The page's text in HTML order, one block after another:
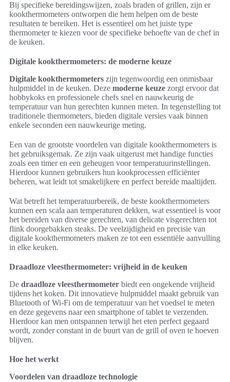
Bij specifieke bereidingswijzen, zoals braden of grillen, zijn er
kookthermometers ontworpen die hem helpen om de beste
resultaten te bereiken. Het is essentieel om het juiste type
thermometer te kiezen voor de specifieke behoefte van de chef in
de keuken.
Digitale kookthermometers: de moderne keuze
Digitale kookthermometers zijn tegenwoordig een onmisbaar
hulpmiddel in de keuken. Deze moderne keuze zorgt ervoor dat
hobbykoks en professionele chefs snel en nauwkeurig de
temperatuur van hun gerechten kunnen meten. In tegenstelling tot
traditionele thermometers, bieden digitale versies vaak binnen
enkele seconden een nauwkeurige meting.
Een van de grootste voordelen van digitale kookthermometers is
het gebruiksgemak. Ze zijn vaak uitgerust met handige functies
zoals een timer en een geheugen voor temperatuurinstellingen.
Hierdoor kunnen gebruikers hun kookprocessen efficiënter
beheren, wat leidt tot smakelijkere en perfect bereide maaltijden.
Wat betreft het temperatuurbereik, de beste kookthermometers
kunnen een scala aan temperaturen dekken, wat essentieel is voor
het bereiden van diverse gerechten, van delicate visgerechten tot
flink doorgebakken steaks. De veelzijdigheid en precisie van
digitale kookthermometers maken ze tot een essentiële aanvulling
in elke keuken.
Draadloze vleesthermometer: vrijheid in de keuken
De draadloze vleesthermometer biedt een ongekende vrijheid
tijdens het koken. Dit innovatieve hulpmiddel maakt gebruik van
Bluetooth of Wi-Fi om de temperatuur van het voedsel te meten
en deze gegevens naar een smartphone of tablet te verzenden.
Hierdoor kan men ontspannen terwijl het eten perfect gegaard
wordt, zonder constant in de buurt van de grill of oven te hoeven
blijven.
Hoe het werkt
Voordelen van draadloze technologie